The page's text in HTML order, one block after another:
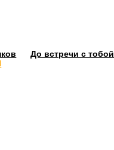
До встречи с тобой